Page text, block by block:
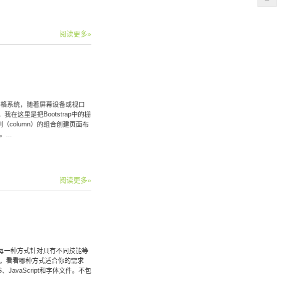
阅读更多»
系统，随着屏幕设备或视口
我在这里是把Bootstrap中的栅
column）的组合创建页面布
...
阅读更多»
一种方式针对具有不同技能等
看看哪种方式适合你的需求
JavaScript和字体文件。不包